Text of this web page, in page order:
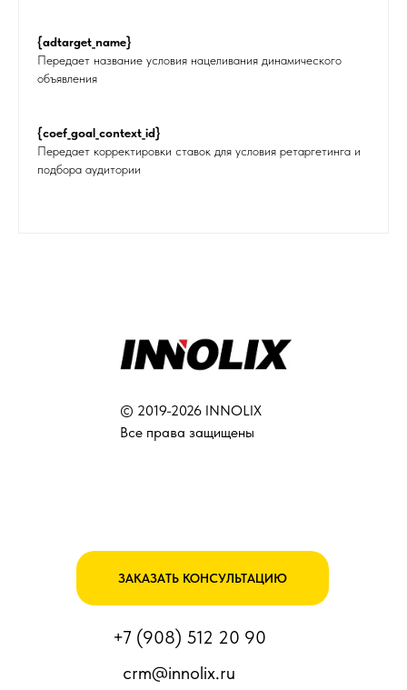
{adtarget_name}
Передает название условия нацеливания динамического
объявления
{coef_goal_context_id}
Передает корректировки ставок для условия ретаргетинга и
подбора аудитории
© 2019-2026 INNOLIX
Все права защищены
ЗАКАЗАТЬ КОНСУЛЬТАЦИЮ
+7 (908) 512 20 90
crm@innolix.ru